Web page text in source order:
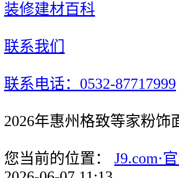
装修建材百科
联系我们
联系电话：0532-87717999
2026年惠州格致等家粉饰
您当前的位置： J9.com·